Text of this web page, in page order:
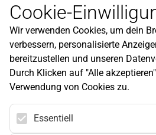
Newsletter
Infos zu neuen Produkten,
unserem Newsletter!
Jetzt anmelden
Hilfe
Kundenservice
Widerrufsbelehrung
Cookie-
Wir verwenden Cookies, um dein
verbessern, personalisierte
bereitzustellen und unseren
Durch Klicken auf "Alle
Verwendung von Cookies zu.
Essentiell